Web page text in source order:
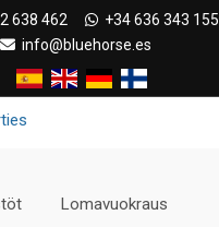
638 462
+34 636 343 155
info@bluehorse.es
Lomavuokraus